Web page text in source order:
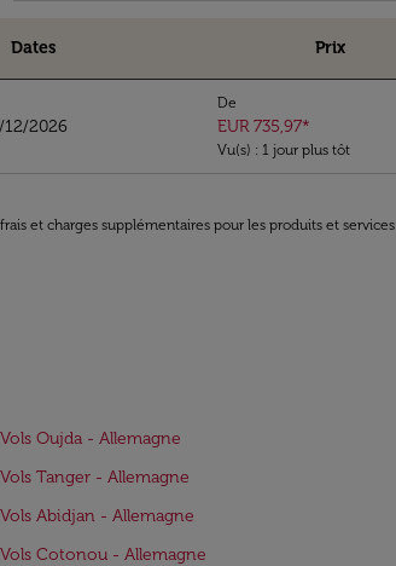
Dates Prix
2026
De
EUR 735,97*
Vu(s) : 1 jour plus tôt
et charges supplémentaires pour les produits et services
Vols Oujda - Allemagne
Vols Tanger - Allemagne
Vols Abidjan - Allemagne
Vols Cotonou - Allemagne